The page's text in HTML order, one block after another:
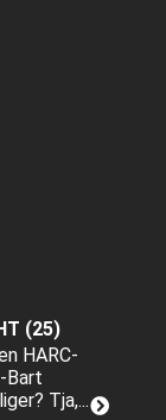
(25)
HARC-
Bart
Tja,...